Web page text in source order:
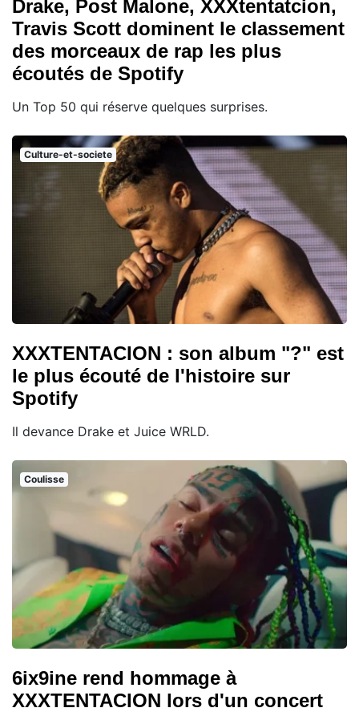
Drake, Post Malone, XXXtentatcion,
Travis Scott dominent le classement
des morceaux de rap les plus
écoutés de Spotify
Un Top 50 qui réserve quelques surprises.
Culture-et-societe
XXXTENTACION : son album "?" est
le plus écouté de l'histoire sur
Spotify
Il devance Drake et Juice WRLD.
Coulisse
6ix9ine rend hommage à
XXXTENTACION lors d'un concert